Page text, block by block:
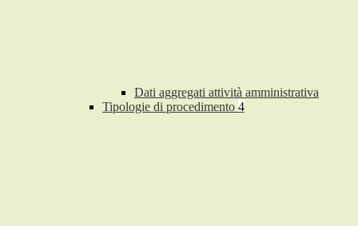
Dati aggregati attività amministrativa
Tipologie di procedimento 4